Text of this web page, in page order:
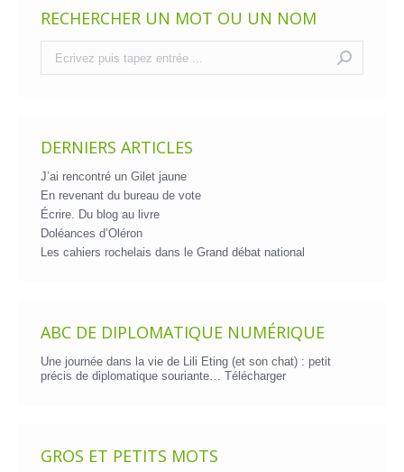
RECHERCHER UN MOT OU UN NOM
DERNIERS ARTICLES
J’ai rencontré un Gilet jaune
En revenant du bureau de vote
Écrire. Du blog au livre
Doléances d’Oléron
Les cahiers rochelais dans le Grand débat national
ABC DE DIPLOMATIQUE NUMÉRIQUE
Une journée dans la vie de Lili Eting (et son chat) : petit
précis de diplomatique souriante… Télécharger
GROS ET PETITS MOTS